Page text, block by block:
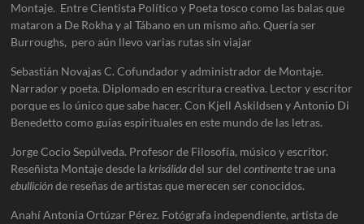
Montaje. Entre Cientista Político y Poeta tosco como las balas que
mataron a De Rokha y al Tábano en un mismo año. Quería ser
Burroughs, pero aún llevo varias rutas sin viajar
Sebastián Novajas C. Cofundador y administrador de Montaje.
Narrador y poeta. Diplomado en escritura creativa. Lector y escritor
porque es lo único que sabe hacer. Con Kjell Askildsen y Antonio Di
Benedetto como guías espirituales en este mundo de las letras.
Jorge Cocio Sepúlveda. Profesor de Filosofía, músico y escritor.
Reseñista Montaje desde lakrisálidadel sur delcontinentetrae una
ebulliciónde reseñas de artistas que merecen ser conocidos.
Anahí Antonia Ortúzar Pérez. Fotógrafa independiente, artista de